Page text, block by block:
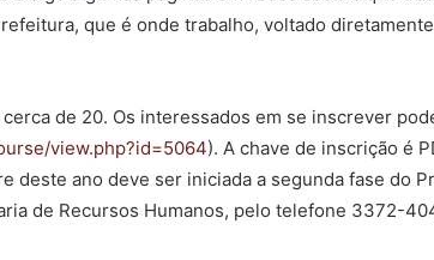
que é onde trabalho, voltado
de 20. Os interessados em se inscrever
view.php?id=5064). A chave de inscrição é
deste ano deve ser iniciada a segunda fase do
de Recursos Humanos, pelo telefone 3372-